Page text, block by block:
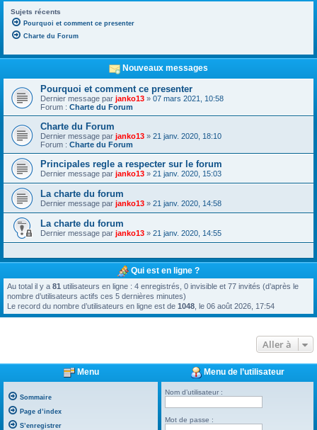
Sujets récents
Pourquoi et comment ce presenter
Charte du Forum
Nouveaux messages
Pourquoi et comment ce presenter
Dernier message par janko13 » 07 mars 2021, 10:58
Forum : Charte du Forum
Charte du Forum
Dernier message par janko13 » 21 janv. 2020, 18:10
Forum : Charte du Forum
Principales regle a respecter sur le forum
Dernier message par janko13 » 21 janv. 2020, 15:03
La charte du forum
Dernier message par janko13 » 21 janv. 2020, 14:58
La charte du forum
Dernier message par janko13 » 21 janv. 2020, 14:55
Qui est en ligne ?
Au total il y a 81 utilisateurs en ligne : 4 enregistrés, 0 invisible et 77 invités (d’après le
nombre d’utilisateurs actifs ces 5 dernières minutes)
Le record du nombre d’utilisateurs en ligne est de 1048 , le 06 août 2026, 17:54
Aller à
Menu
Sommaire
Page d’index
S’enregistrer
Menu de l’utilisateur
Nom d’utilisateur :
Mot de passe :